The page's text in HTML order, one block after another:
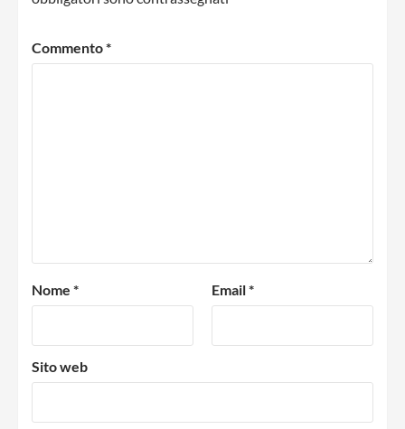
Commento*
Nome * Email*
Sito web